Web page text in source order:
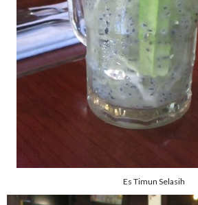
Es Timun Selasih